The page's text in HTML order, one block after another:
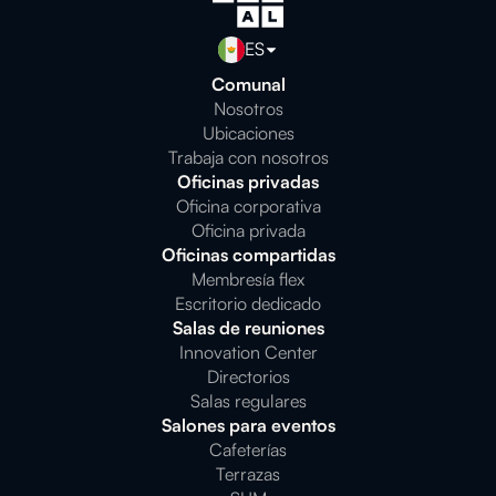
ES
Comunal
Nosotros
Ubicaciones
Trabaja con nosotros
Oficinas privadas
Oficina corporativa
Oficina privada
Oficinas compartidas
Membresía flex
Escritorio dedicado
Salas de reuniones
Innovation Center
Directorios
Salas regulares
Salones para eventos
Cafeterías
Terrazas